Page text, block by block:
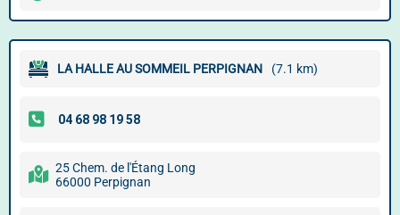
LA HALLE AU SOMMEIL PERPIGNAN (7.1 km)
25 Chem. de l'Étang Long
66000 Perpignan